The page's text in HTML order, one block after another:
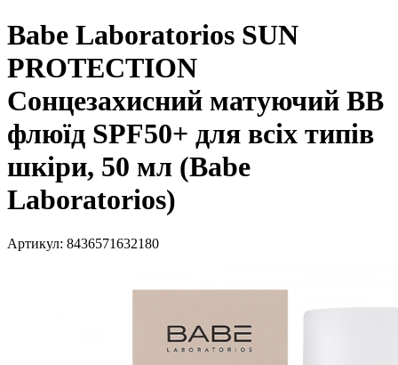
Babe Laboratorios SUN
PROTECTION
Сонцезахисний матуючий ВВ
флюїд SPF50+ для всіх типів
шкіри, 50 мл (Babe
Laboratorios)
Артикул: 8436571632180